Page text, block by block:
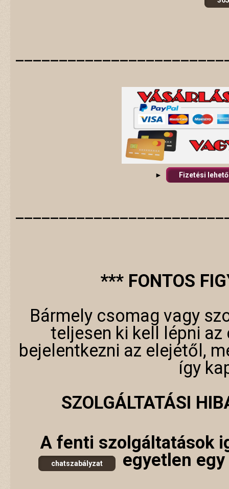
► Fizetési
*** FONTOS
Bármely csomag vagy
teljesen ki kell lépni
bejelentkezni az elejétől,
így
SZOLGÁLTATÁSI
A fenti szolgáltatások
chatszabályzat
egyetlen